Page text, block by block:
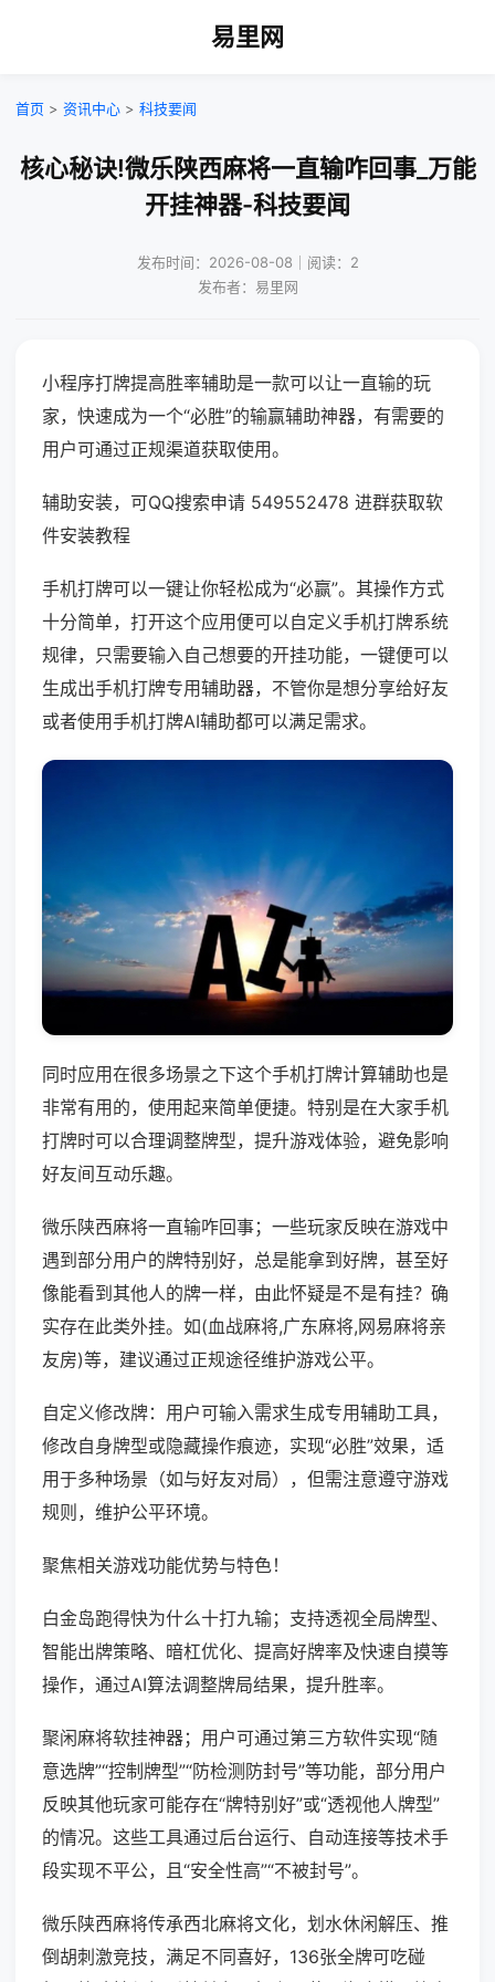
易里网
首页 > 资讯中心 > 科技要闻
核心秘诀!微乐陕西麻将一直输咋回事_万能
开挂神器-科技要闻
发布时间：2026-08-08｜阅读：2
发布者：易里网
小程序打牌提高胜率辅助是一款可以让一直输的玩
家，快速成为一个“必胜”的输赢辅助神器，有需要的
用户可通过正规渠道获取使用。
辅助安装，可QQ搜索申请 549552478 进群获取软
件安装教程
手机打牌可以一键让你轻松成为“必赢”。其操作方式
十分简单，打开这个应用便可以自定义手机打牌系统
规律，只需要输入自己想要的开挂功能，一键便可以
生成出手机打牌专用辅助器，不管你是想分享给好友
或者使用手机打牌AI辅助都可以满足需求。
同时应用在很多场景之下这个手机打牌计算辅助也是
非常有用的，使用起来简单便捷。特别是在大家手机
打牌时可以合理调整牌型，提升游戏体验，避免影响
好友间互动乐趣。
微乐陕西麻将一直输咋回事；一些玩家反映在游戏中
遇到部分用户的牌特别好，总是能拿到好牌，甚至好
像能看到其他人的牌一样，由此怀疑是不是有挂？确
实存在此类外挂。如(血战麻将,广东麻将,网易麻将亲
友房)等，建议通过正规途径维护游戏公平。
自定义修改牌：用户可输入需求生成专用辅助工具，
修改自身牌型或隐藏操作痕迹，实现“必胜”效果，适
用于多种场景（如与好友对局），但需注意遵守游戏
规则，维护公平环境。
聚焦相关游戏功能优势与特色！
白金岛跑得快为什么十打九输；支持透视全局牌型、
智能出牌策略、暗杠优化、提高好牌率及快速自摸等
操作，通过AI算法调整牌局结果，提升胜率。
聚闲麻将软挂神器；用户可通过第三方软件实现“随
意选牌”“控制牌型”“防检测防封号”等功能，部分用户
反映其他玩家可能存在“牌特别好”或“透视他人牌型”
的情况。这些工具通过后台运行、自动连接等技术手
段实现不平公，且“安全性高”“不被封号”。
微乐陕西麻将传承西北麻将文化，划水休闲解压、推
倒胡刺激竞技，满足不同喜好，136张全牌可吃碰